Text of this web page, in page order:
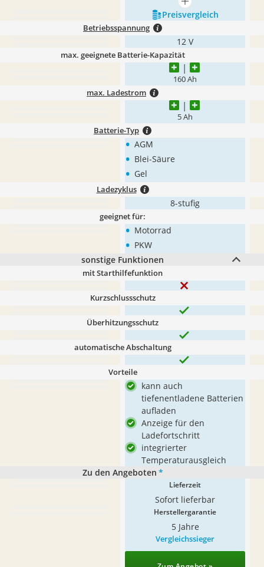
mehr anzeigen
Preis­vergleich
Betriebsspannung
12 V
max. geeignete Batterie-Kapazität
160 Ah
max. Ladestrom
5 Ah
Batterie-Typ
• AGM
• Blei-Säure
• Gel
Ladezyklus
8-stufig
geeignet für:
• Motorrad
• PKW
sonstige Funktionen
mit Starthilfefunktion
Kurzschlussschutz
Überhitzungsschutz
automatische Abschaltung
Vorteile
kann auch
tiefenentladene Batterien
aufladen
Anzeige für den
Ladefortschritt
integrierter
Temperaturausgleich
Zu den Angeboten *
Lieferzeit
Sofort lieferbar
Herstellergarantie
5 Jahre
Vergleichssieger